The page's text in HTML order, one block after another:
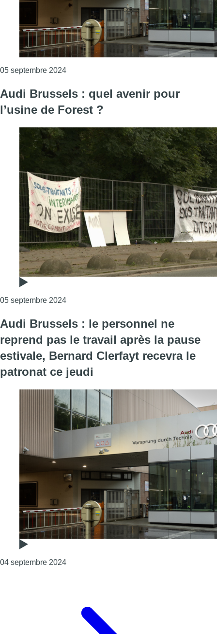
05 septembre 2024Consulter l'article "Audi Brussels : la
Audi Brussels : quel avenir pour
l’usine de Forest ?
05 septembre 2024Consulter l'article "Audi Brussels : quel
Audi Brussels : le personnel ne
reprend pas le travail après la pause
estivale, Bernard Clerfayt recevra le
patronat ce jeudi
04 septembre 2024Consulter l'article "Audi Brussels : le